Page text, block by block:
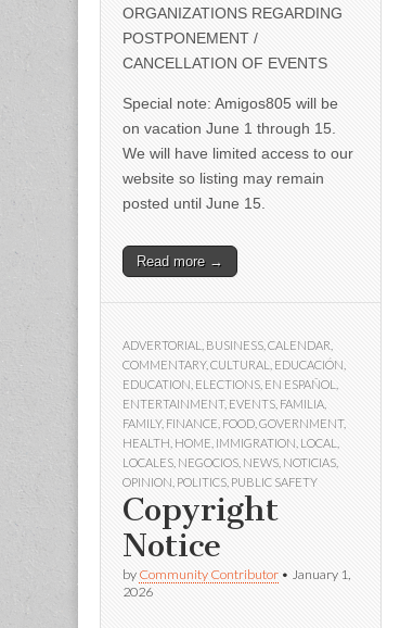
ORGANIZATIONS REGARDING
POSTPONEMENT /
CANCELLATION OF EVENTS
Special note: Amigos805 will be
on vacation June 1 through 15.
We will have limited access to our
website so listing may remain
posted until June 15.
Read more →
ADVERTORIAL BUSINESS CALENDAR
COMMENTARY, CULTURAL EDUCACIÓN
EDUCATION ELECTIONS EN ESPAÑOL
ENTERTAINMENT, EVENTS FAMILIA
FAMILY, FINANCE FOOD GOVERNMENT,
HEALTH HOME IMMIGRATION LOCAL
LOCALES NEGOCIOS NEWS NOTICIAS
OPINION POLITICS PUBLIC SAFETY
Copyright
Notice
by Community Contributor • January 1,
2026